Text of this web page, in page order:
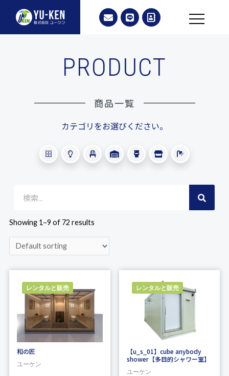
PRODUCT
商品一覧
カテゴリをお選びください。
Showing 1–9 of 72 results
レンタルと販売
和の匠
ユーケン
レンタルと販売
【u_s_01】cube anybody
shower【多目的シャワー室】
ユーケン